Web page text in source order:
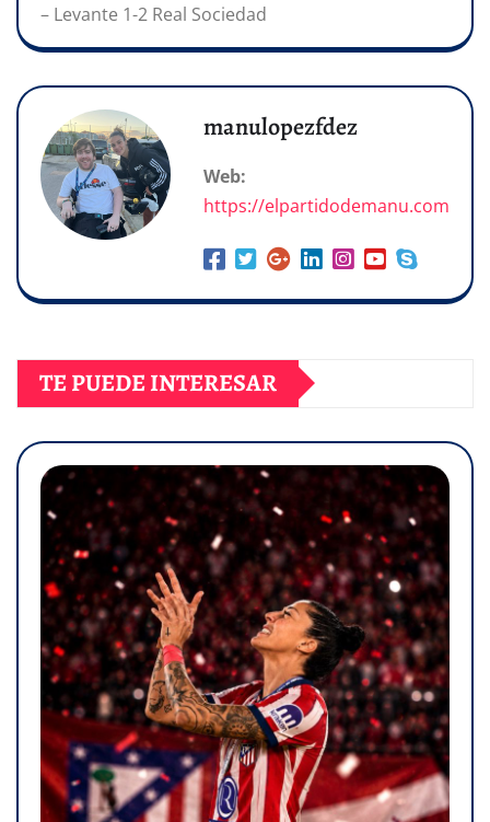
– Levante 1-2 Real Sociedad
manulopezfdez
Web:
https://elpartidodemanu.com
TE PUEDE INTERESAR